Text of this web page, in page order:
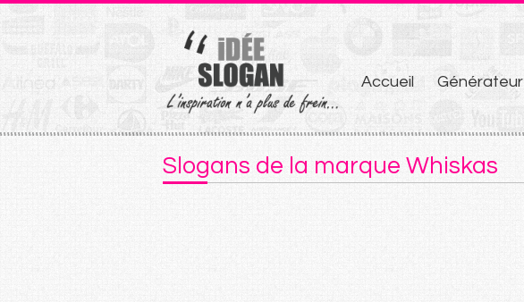
Aller
au
contenu
Accueil Générateur
Slogans de la marque Whiskas